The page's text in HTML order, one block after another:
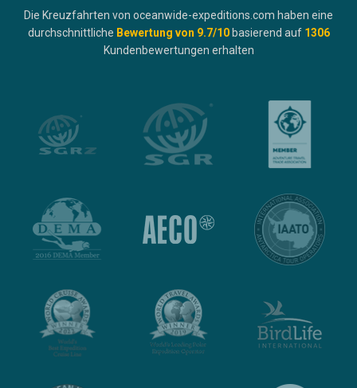
Die Kreuzfahrten von oceanwide-expeditions.com haben eine
durchschnittliche Bewertung von 9.7/10 basierend auf 1306
Kundenbewertungen erhalten